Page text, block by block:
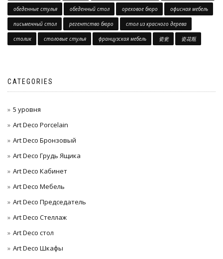
обеденные стулья обеденный стол ореховое бюро офисная мебель
письменный стол регентство бюро стол из красного дерева
столик столовые стулья французская мебель 瓷瓮 瓷花瓶
CATEGORIES
5 уровня
Art Deco Porcelain
Art Deco Бронзовый
Art Deco Грудь Ящика
Art Deco Кабинет
Art Deco Мебель
Art Deco Председатель
Art Deco Стеллаж
Art Deco стол
Art Deco Шкафы